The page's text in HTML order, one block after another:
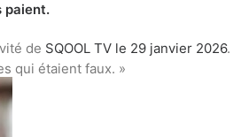
paient.
de SQOOL TV le 29 janvier 2026.
qui étaient faux. »